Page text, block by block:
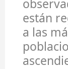
están
a las